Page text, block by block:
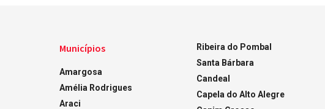
Municípios
Amargosa
Amélia Rodrigues
Araci
Ribeira do Pombal
Santa Bárbara
Candeal
Capela do Alto Alegre